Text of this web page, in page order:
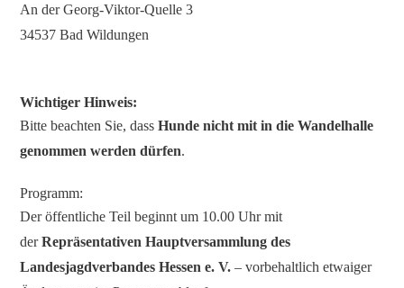
An der Georg-Viktor-Quelle 3
34537 Bad Wildungen
Wichtiger Hinweis:
Bitte beachten Sie, dassHunde nicht mit in die Wandelhalle
genommen werden dürfen.
Programm:
Der öffentliche Teil beginnt um 10.00 Uhr mit
derRepräsentativen Hauptversammlung des
Landesjagdverbandes Hessen e. V. – vorbehaltlich etwaiger